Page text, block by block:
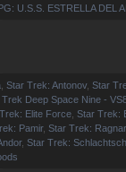
U.S.S. ESTRELLA DEL
,Star Trek: Antonov,Star
Trek Deep Space Nine -
Elite Force ,Star Trek:
Pamir,Star Trek:
,Star Trek: